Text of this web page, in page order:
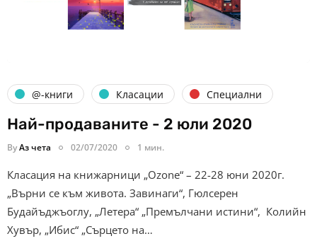
@-книги Класации Специални
Най-продаваните - 2 юли 2020
ByАз чета 02/07/2020 1 мин.
Класация на книжарници „Ozone“ – 22-28 юни 2020г.
„Върни се към живота. Завинаги“, Гюлсерен
Будайъджъоглу, „Летера“ „Премълчани истини“, Колийн
Хувър, „Ибис“ „Сърцето на…